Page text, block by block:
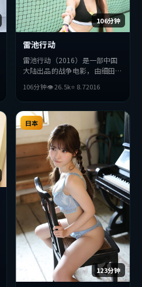
106分钟
雷池行动
雷池行动（2016）是一部中国
大陆出品的战争电影，由细田守
等主演。影片在叙事与视听上力
求突破，探讨人性与抉择，节奏
张弛有度，适合喜欢该类型的观
众完整观看。
106分钟👁26.5k⭐ 8.72016
123分钟
日本